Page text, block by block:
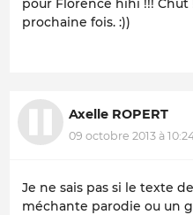
prochaine fois. :))
Axelle ROPERT
09 octobre 2013 à
Je ne sais pas si le texte
méchante parodie ou un